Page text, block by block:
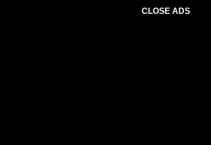
CLOSE ADS